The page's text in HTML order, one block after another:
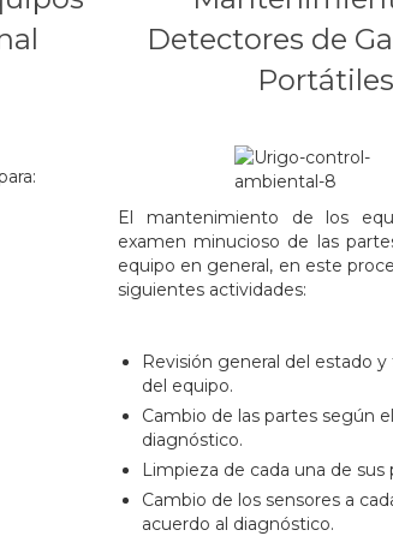
Detectores de
Portátiles
El mantenimiento de los
examen minucioso de las
equipo en general, en este
siguientes actividades:
Revisión general del estado
del equipo.
Cambio de las partes según
diagnóstico.
Limpieza de cada una de sus
Cambio de los sensores a
acuerdo al diagnóstico.